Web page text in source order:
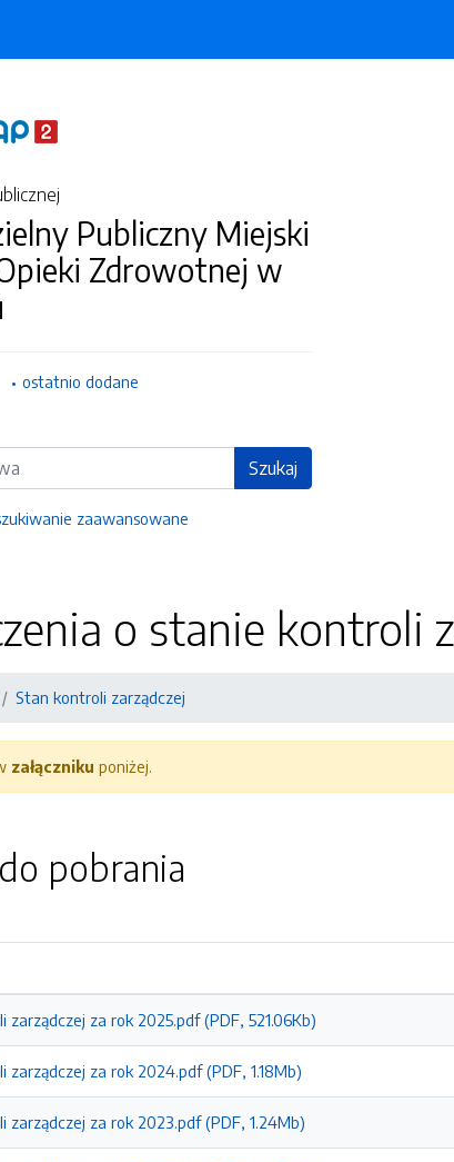
Publiczny Miejski
Zdrowotnej w
ostatnio dodane
Szukaj
zaawansowane
o stanie kontroli
Stan kontroli zarządczej
załączniku poniżej.
pobrania
zarządczej za rok 2025.pdf (PDF, 521.06Kb)
zarządczej za rok 2024.pdf (PDF, 1.18Mb)
zarządczej za rok 2023.pdf (PDF, 1.24Mb)